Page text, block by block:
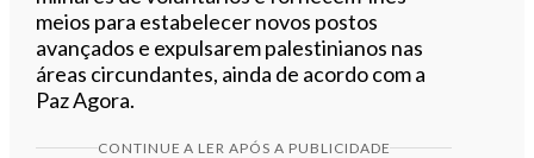
meios para estabelecer novos postos
avançados e expulsarem palestinianos nas
áreas circundantes, ainda de acordo com a
Paz Agora.
CONTINUE A LER APÓS A PUBLICIDADE